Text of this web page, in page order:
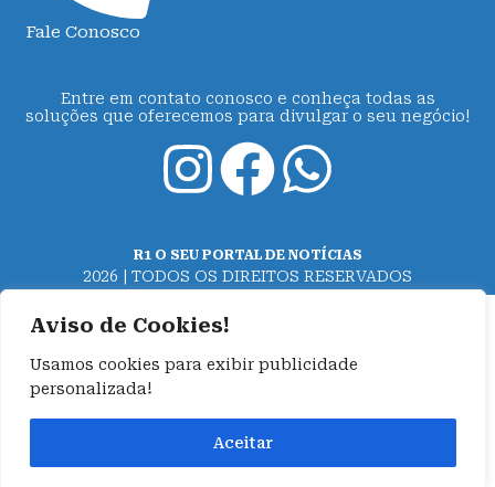
Aviso de Cookies!
Usamos cookies para exibir publicidade
personalizada!
Aceitar
Fale Conosco
Entre em contato conosco e conheça todas as
soluções que oferecemos para divulgar o seu negócio!
R1 O SEU PORTAL DE NOTÍCIAS
2026 | TODOS OS DIREITOS RESERVADOS